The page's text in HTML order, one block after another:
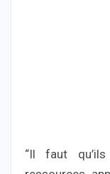
“Il faut